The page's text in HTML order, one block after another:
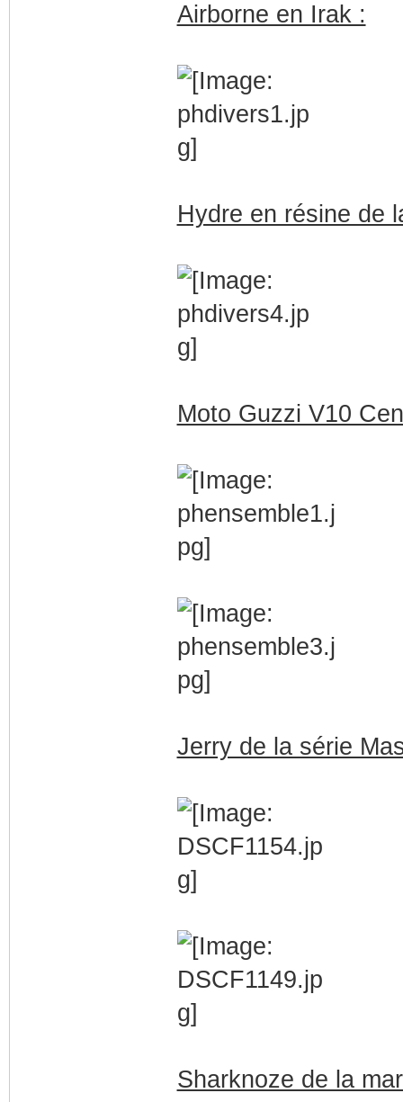
Airborne en Irak :
Hydre en résine de
Moto Guzzi V10
Jerry de la série
Sharknoze de la